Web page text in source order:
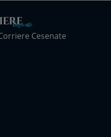
Cesenate